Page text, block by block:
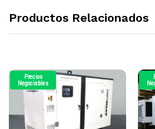
Productos Relacionados
Precios
Negociables